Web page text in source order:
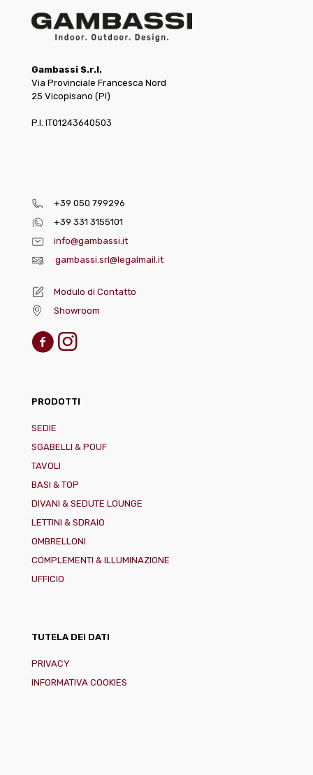
Gambassi S.r.l.
Via Provinciale Francesca Nord
25 Vicopisano (PI)
P.I. IT01243640503
+39 050 799296
+39 331 3155101
info@gambassi.it
gambassi.srl@legalmail.it
Modulo di Contatto
Showroom
PRODOTTI
SEDIE
SGABELLI & POUF
TAVOLI
BASI & TOP
DIVANI & SEDUTE LOUNGE
LETTINI & SDRAIO
OMBRELLONI
COMPLEMENTI & ILLUMINAZIONE
UFFICIO
TUTELA DEI DATI
PRIVACY
INFORMATIVA COOKIES